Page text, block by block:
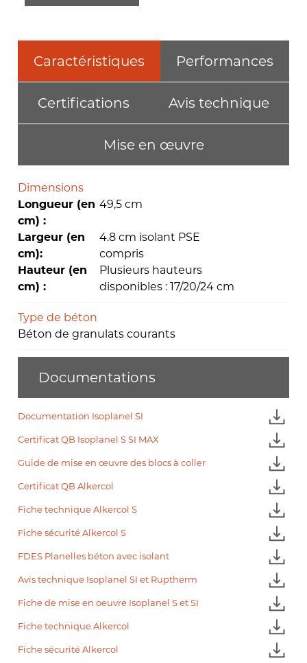
Caractéristiques Performances
Certifications Avis technique
Mise en œuvre
Dimensions
Longueur (en
cm) :
49,5 cm
Largeur (en
cm):
4.8 cm isolant PSE
compris
Hauteur (en
cm) :
Plusieurs hauteurs
disponibles : 17/20/24 cm
Type de béton
Béton de granulats courants
Documentations
Documentation Isoplanel SI
Avis technique Isoplanel SI et Ruptherm
Certificat QB Isoplanel S SI MAX
Fiche de mise en oeuvre Isoplanel S et SI
Guide de mise en œuvre des blocs à coller
Fiche technique Alkercol
Certificat QB Alkercol
Fiche sécurité Alkercol
Fiche technique Alkercol S
Fiche sécurité Alkercol S
FDES Planelles béton avec isolant